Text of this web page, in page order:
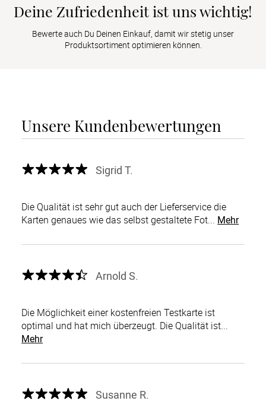
Deine Zufriedenheit ist uns wichtig!
Bewerte auch Du Deinen Einkauf, damit wir stetig unser
Produktsortiment optimieren können.
Unsere Kundenbewertungen
Sigrid T.
Die Qualität ist sehr gut auch der Lieferservice die
Karten genaues wie das selbst gestaltete Fot... Mehr
Arnold S.
Die Möglichkeit einer kostenfreien Testkarte ist
optimal und hat mich überzeugt. Die Qualität ist...
Mehr
Susanne R.